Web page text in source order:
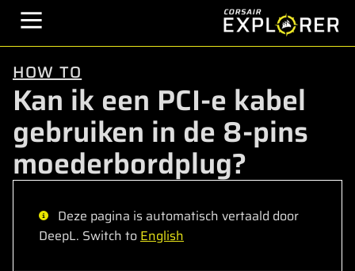
HOW TO
Kan ik een PCI-e kabel
gebruiken in de 8-pins
moederbordplug?
Deze pagina is automatisch vertaald door
DeepL. Switch toEnglish